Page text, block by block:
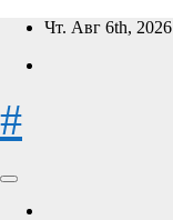
Перейти
содержимому
Чт. Авг 6th, 2026
#